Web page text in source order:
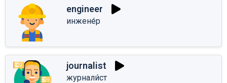
engineer
инжене́р
journalist
журнали́ст